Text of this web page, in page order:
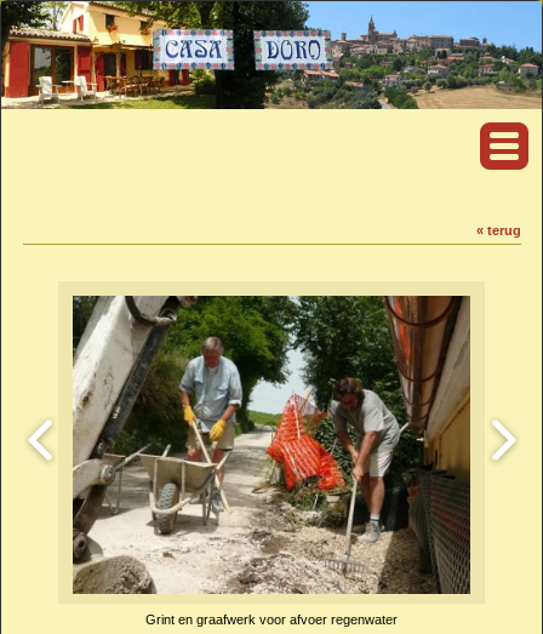
« terug
Grint en graafwerk voor afvoer regenwater